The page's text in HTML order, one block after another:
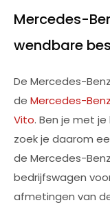
Mercedes-
wendbare
De Mercedes-
de Mercedes-
Vito. Ben je met
zoek je daarom
de Mercedes-
bedrijfswagen
afmetingen van